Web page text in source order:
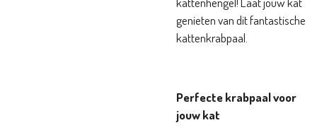
genieten van dit fantastische
kattenkrabpaal.
Perfecte krabpaal voor
jouw kat